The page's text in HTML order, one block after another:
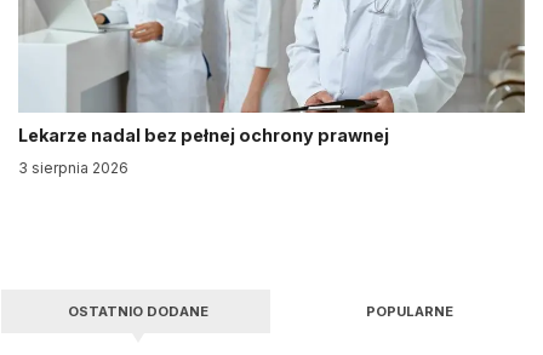
Lekarze nadal bez pełnej ochrony prawnej
3 sierpnia 2026
OSTATNIO DODANE POPULARNE